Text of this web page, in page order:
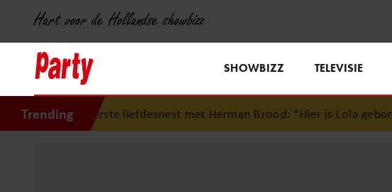
Hart voor de Hollandse showbizz
SHOWBIZZ TELEVISIE
Trending
liefdesnest met Herman Brood: “Hier is Lola geboren” •Simon